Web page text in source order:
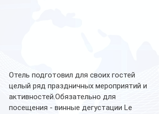
Отель подготовил для своих гостей
целый ряд праздничных мероприятий и
активностей.Обязательно для
посещения - винные дегустации Le